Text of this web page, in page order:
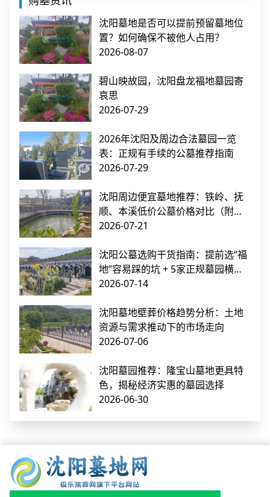
沈阳墓地是否可以提前预留墓地位
置？如何确保不被他人占用？
2026-08-07
碧山映故园，沈阳盘龙福地墓园寄
哀思
2026-07-29
2026年沈阳及周边合法墓园一览
表：正规有手续的公墓推荐指南
2026-07-29
沈阳周边便宜墓地推荐：铁岭、抚
顺、本溪低价公墓价格对比（附交
通指南）
2026-07-21
沈阳公墓选购干货指南：提前选“福
地”容易踩的坑 + 5家正规墓园横向
对比
2026-07-14
沈阳墓地壁葬价格趋势分析：土地
资源与需求推动下的市场走向
2026-07-06
沈阳墓园推荐：隆宝山墓地更具特
色，揭秘经济实惠的墓园选择
2026-06-30